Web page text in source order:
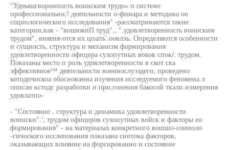
"Удоышгворонпость воинским трудо« п системе
профессионально;! деятельности о-фпиара и методика оо
социологического исследования" -рассматриваются такие
категории,как - "вошюкиП труд",, ".удовлетворенность воинским
трудом", вияеня-отся их цпапь'.оовлзь. Определяются особенности
и сущность, структура и механизм формирования
удовлетворенности офицера сухопутных вокок спок/. трудом.
Показаны место п роль удовлетворенности в скот ска
эффективное™ деятельности военнослуээдего, проведено
котодпчоскоа обоснованна изучения исследуемого феномена л
описан кстодг разработки и при,гонения бакосой ткали измерения
удовлатпо-
- "Состояние , структура и динамика удовлетворенности
воински".', трудом офицеров сухопутных войск и факторы ео
формирования" - на материалах конкретного вошшо-соииоло
-гичоского исслепования показана снотока факторов,
оказывающих влияние на форсированно и состояние